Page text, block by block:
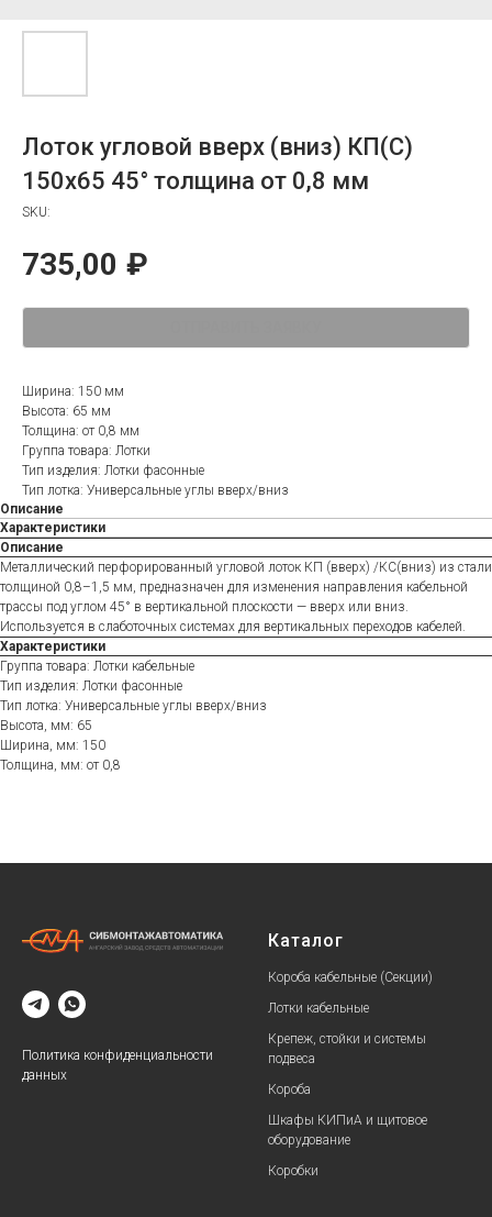
Лоток угловой вверх (вниз) КП(С)
150x65 45° толщина от 0,8 мм
SKU:
735,00 ₽
Ширина: 150 мм
Высота: 65 мм
Толщина: от 0,8 мм
Группа товара: Лотки
Тип изделия: Лотки фасонные
Тип лотка: Универсальные углы вверх/вниз
Описание
Характеристики
Описание
Металлический перфорированный угловой лоток КП (вверх) /КС(вниз) из стали
толщиной 0,8–1,5 мм, предназначен для изменения направления кабельной
трассы под углом 45° в вертикальной плоскости — вверх или вниз.
Используется в слаботочных системах для вертикальных переходов кабелей.
Характеристики
Группа товара: Лотки кабельные
Тип изделия: Лотки фасонные
Тип лотка: Универсальные углы вверх/вниз
Высота, мм: 65
Ширина, мм: 150
Толщина, мм: от 0,8
Политика конфиденциальности
данных
Каталог
Короба кабельные (Секции)
Лотки кабельные
Крепеж, стойки и системы
подвеса
Короба
Шкафы КИПиА и щитовое
оборудование
Коробки